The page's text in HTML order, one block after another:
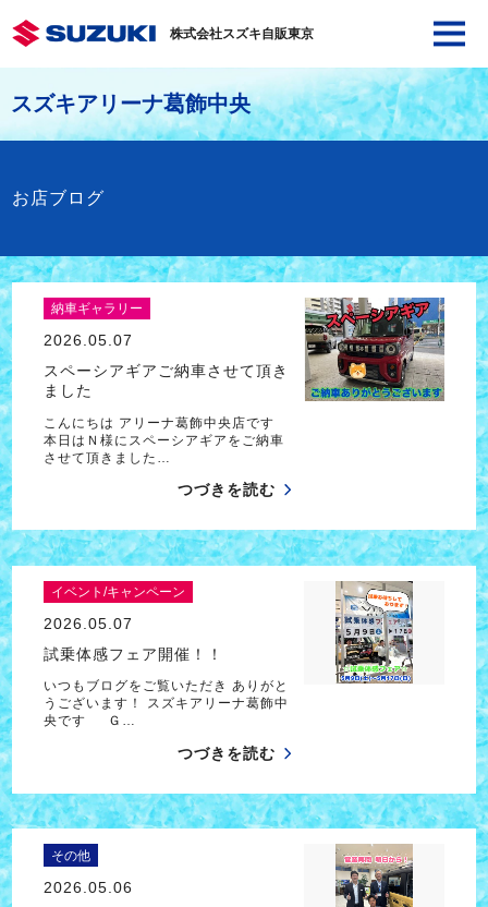
株式会社スズキ自販東京
スズキアリーナ葛飾中央
お店ブログ
納車ギャラリー
2026.05.07
スペーシアギアご納車させて頂き
ました
こんにちは アリーナ葛飾中央店です
本日はＮ様にスペーシアギアをご納車
させて頂きました…
つづきを読む
イベント/キャンペーン
2026.05.07
試乗体感フェア開催！！
いつもブログをご覧いただき ありがと
うございます！ スズキアリーナ葛飾中
央です Ｇ…
つづきを読む
その他
2026.05.06